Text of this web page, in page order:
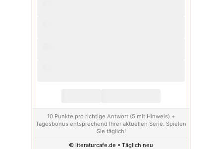
10 Punkte pro richtige Antwort (5 mit Hinweis) +
Tagesbonus entsprechend Ihrer aktuellen Serie. Spielen
Sie täglich!
© literaturcafe.de • Täglich neu